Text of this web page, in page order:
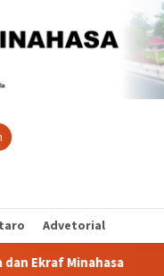
Advetorial
Labkesmas